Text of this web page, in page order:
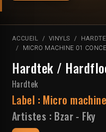
ACCUEIL VINYLS
MICRO MACHINE 01
Hardtek /
Hardtek
Label : Micro machine
Artistes : Bzar - Fky